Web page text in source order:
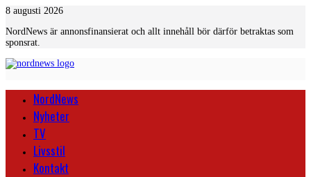
Skip
content
8 augusti 2026
NordNews är annonsfinansierat och allt innehåll bör därför betraktas som
sponsrat.
NordNews
Nyheter
TV
Livsstil
Kontakt